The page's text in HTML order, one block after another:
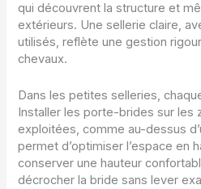
qui découvrent la structure et
extérieurs. Une sellerie claire,
utilisés, reflète une gestion
chevaux.
Dans les petites selleries,
Installer les porte-brides sur les
exploitées, comme au-dessus
permet d’optimiser l’espace en
conserver une hauteur
décrocher la bride sans lever